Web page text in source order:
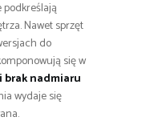
podkreślają
Nawet sprzęt
do
się w
brak nadmiaru
wydaje się